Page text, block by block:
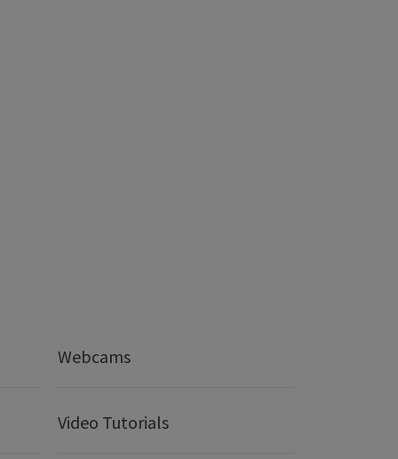
Webcams
Video Tutorials